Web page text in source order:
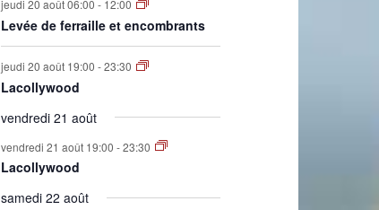
jeudi 20 août 06:00 - 12:00
Levée de ferraille et encombrants
jeudi 20 août 19:00 -23:30
Lacollywood
vendredi 21 août
vendredi 21 août 19:00 -23:30
Lacollywood
samedi 22 août